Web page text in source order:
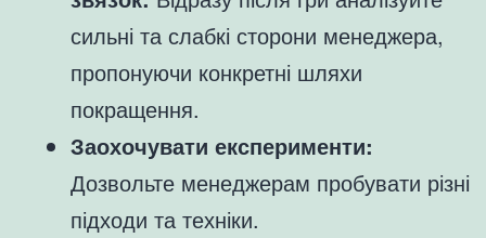
сильні та слабкі сторони менеджера,
пропонуючи конкретні шляхи
покращення.
Заохочувати експерименти:
Дозвольте менеджерам пробувати різні
підходи та техніки.